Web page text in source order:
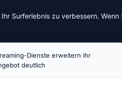
Dienste erweitern ihr
deutlich
Surferlebnis zu verbessern.